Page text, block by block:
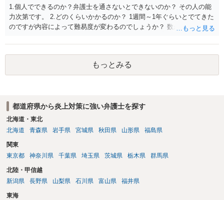
図をトレース・模写した部分は掲載せず、人体の構造という事実を基
に、自分で構図や表現を工夫して作図する方法が考えられます。ま
た、改変・SNS掲載が認められたオープンライセンス素材を、利用条
自分だけの学習用にとどめるのが安全です。
1.個人でできるのか？弁護士を通さないとできないのか？ その人の能
力次第です。 2.どのくらいかかるのか？ 1週間～1年ぐらいとでてきた
のですが内容によって難易度が変わるのでしょうか？ 数か月の印象が
中傷していないアカウントを開示請求してしまった場合はどうなるの
か？ 開示が通らないことはありうるでしょう。
もっとみる
都道府県から炎上対策に強い弁護士を探す
北海道・東北
北海道
青森県 岩手県 宮城県 秋田県 山形県 福島県
関東
東京都
神奈川県 千葉県 埼玉県 茨城県 栃木県 群馬県
北陸・甲信越
新潟県
長野県 山梨県 石川県 富山県 福井県
東海